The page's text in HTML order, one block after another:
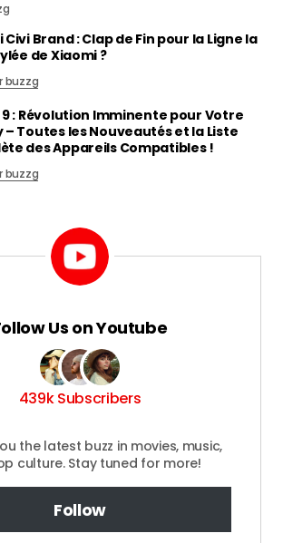
Civi Brand : Clap de Fin pour la Ligne la
de Xiaomi ?
buzzg
9 : Révolution Imminente pour Votre
– Toutes les Nouveautés et la Liste
des Appareils Compatibles !
buzzg
Us on Youtube
439k Subscribers
the latest buzz in movies, music,
culture. Stay tuned for more!
Follow